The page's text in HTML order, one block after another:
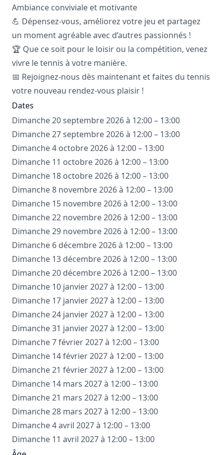
Ambiance conviviale et motivante
💪 Dépensez-vous, améliorez votre jeu et partagez
un moment agréable avec d’autres passionnés !
🏆 Que ce soit pour le loisir ou la compétition, venez
vivre le tennis à votre manière.
📅 Rejoignez-nous dès maintenant et faites du tennis
votre nouveau rendez-vous plaisir !
Dates
Dimanche 20 septembre 2026 à 12:00 – 13:00
Dimanche 27 septembre 2026 à 12:00 – 13:00
Dimanche 4 octobre 2026 à 12:00 – 13:00
Dimanche 11 octobre 2026 à 12:00 – 13:00
Dimanche 18 octobre 2026 à 12:00 – 13:00
Dimanche 8 novembre 2026 à 12:00 – 13:00
Dimanche 15 novembre 2026 à 12:00 – 13:00
Dimanche 22 novembre 2026 à 12:00 – 13:00
Dimanche 29 novembre 2026 à 12:00 – 13:00
Dimanche 6 décembre 2026 à 12:00 – 13:00
Dimanche 13 décembre 2026 à 12:00 – 13:00
Dimanche 20 décembre 2026 à 12:00 – 13:00
Dimanche 10 janvier 2027 à 12:00 – 13:00
Dimanche 17 janvier 2027 à 12:00 – 13:00
Dimanche 24 janvier 2027 à 12:00 – 13:00
Dimanche 31 janvier 2027 à 12:00 – 13:00
Dimanche 7 février 2027 à 12:00 – 13:00
Dimanche 14 février 2027 à 12:00 – 13:00
Dimanche 21 février 2027 à 12:00 – 13:00
Dimanche 14 mars 2027 à 12:00 – 13:00
Dimanche 21 mars 2027 à 12:00 – 13:00
Dimanche 28 mars 2027 à 12:00 – 13:00
Dimanche 4 avril 2027 à 12:00 – 13:00
Dimanche 11 avril 2027 à 12:00 – 13:00